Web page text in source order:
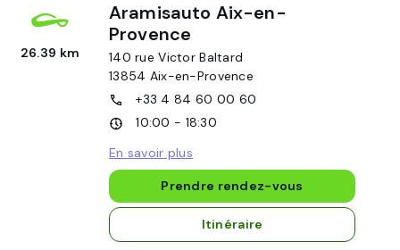
26.39 km
Aramisauto Aix-en-
Provence
140 rue Victor Baltard
13854 Aix-en-Provence
+33 4 84 60 00 60
10:00 - 18:30
En savoir plus
Prendre rendez-vous
Itinéraire